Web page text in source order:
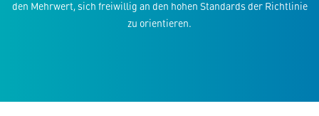
den Mehrwert, sich freiwillig an den hohen Standards der Richtlinie
zu orientieren.